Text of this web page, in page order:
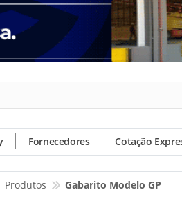
Fornecedores Cotação
Produtos Gabarito Modelo GP